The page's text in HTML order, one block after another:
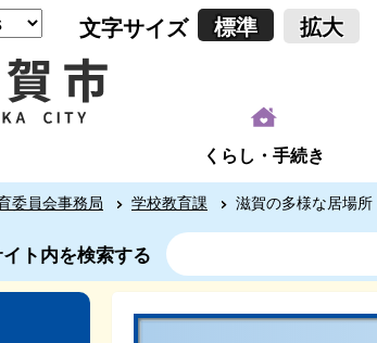
文字サイズ 標準 拡大
くらし・手続き
委員会事務局 学校教育課 滋賀の多様な居場
ト内を検索する